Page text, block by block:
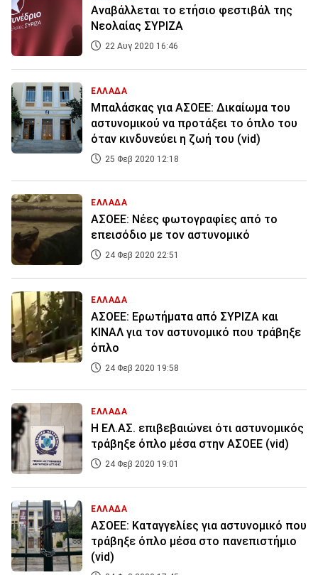
Αναβάλλεται το ετήσιο φεστιβάλ της
Νεολαίας ΣΥΡΙΖΑ
22 Αυγ 2020 16:46
ΕΛΛΑΔΑ
Μπαλάσκας για ΑΣΟΕΕ: Δικαίωμα του
αστυνομικού να προτάξει το όπλο του
όταν κινδυνεύει η ζωή του (vid)
25 Φεβ 2020 12:18
ΕΛΛΑΔΑ
ΑΣΟΕΕ: Νέες φωτογραφίες από το
επεισόδιο με τον αστυνομικό
24 Φεβ 2020 22:51
ΕΛΛΑΔΑ
ΑΣΟΕΕ: Ερωτήματα από ΣΥΡΙΖΑ και
ΚΙΝΑΛ για τον αστυνομικό που τράβηξε
όπλο
24 Φεβ 2020 19:58
ΕΛΛΑΔΑ
Η ΕΛ.ΑΣ. επιβεβαιώνει ότι αστυνομικός
τράβηξε όπλο μέσα στην ΑΣΟΕΕ (vid)
24 Φεβ 2020 19:01
ΕΛΛΑΔΑ
ΑΣΟΕΕ: Καταγγελίες για αστυνομικό που
τράβηξε όπλο μέσα στο πανεπιστήμιο
(vid)